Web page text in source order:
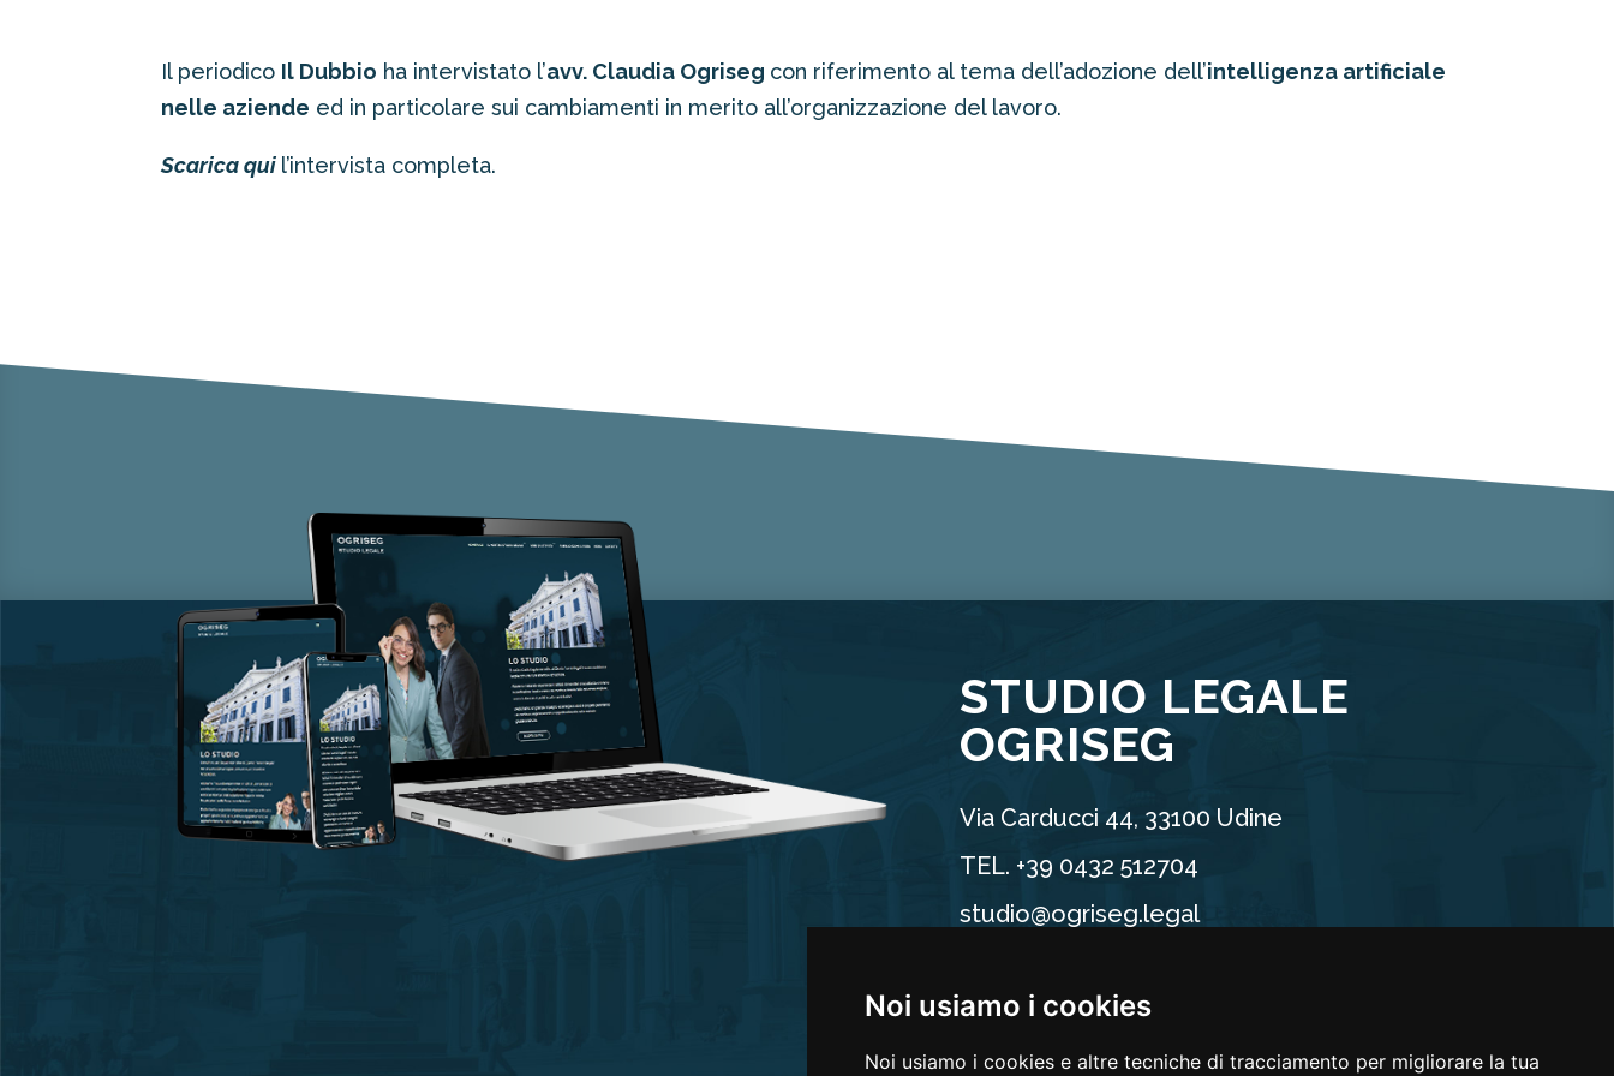
Noi usiamo i cookies
Noi usiamo i cookies e altre tecniche di tracciamento per migliorare la tua
Il periodico Il Dubbio ha intervistato l’avv. Claudia Ogriseg con riferimento al tema dell’adozione dell’intelligenza artificiale
nelle aziende ed in particolare sui cambiamenti in merito all’organizzazione del lavoro.
Scarica qui l’intervista completa.
STUDIO LEGALE
OGRISEG
Via Carducci 44, 33100 Udine
TEL. +39 0432 512704
studio@ogriseg.legal